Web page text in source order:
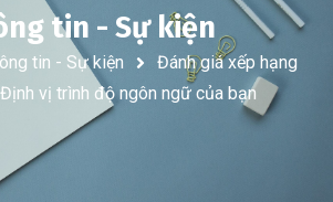
tin - Sự kiện
tin - Sự kiện
Đánh giá xếp hạng
vị trình độ ngôn ngữ của bạn